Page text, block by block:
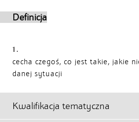
Definicja
1.
cecha czegoś, co jest takie, jakie
danej sytuacji
Kwalifikacja tematyczna